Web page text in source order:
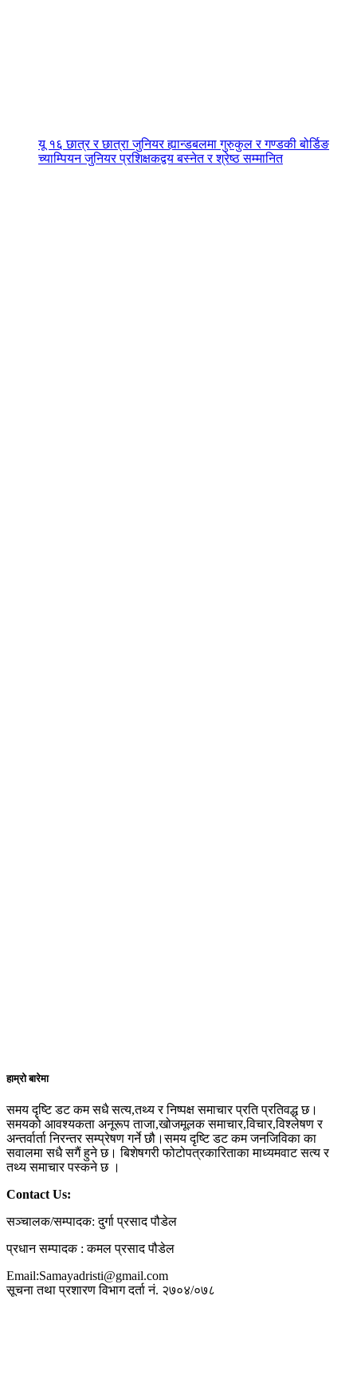
यू १६ छात्र र छात्रा जुनियर ह्यान्डबलमा गुरुकुल र गण्डकी बोर्डिङ
च्याम्पियन जुनियर प्रशिक्षकद्वय बस्नेत र श्रेष्ठ सम्मानित
हाम्रो बारेमा
समय दृष्टि डट कम सधै सत्य,तथ्य र निष्पक्ष समाचार प्रति प्रतिवद्ध छ।
समयको आवश्यकता अनूरूप ताजा,खोजमूलक समाचार,विचार,विश्लेषण र
अन्तर्वार्ता निरन्तर सम्प्रेषण गर्ने छौ।समय दृष्टि डट कम जनजिविका का
सवालमा सधै सगैं हुने छ। बिशेषगरी फोटोपत्रकारिताका माध्यमवाट सत्य र
तथ्य समाचार पस्कने छ ।
Contact Us:
सञ्चालक/सम्पादक: दुर्गा प्रसाद पौडेल
प्रधान सम्पादक : कमल प्रसाद पौडेल
Email:Samayadristi@gmail.com
सूचना तथा प्रशारण विभाग दर्ता नं. २७०४/०७८